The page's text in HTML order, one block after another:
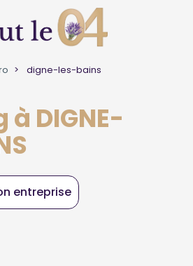
digne-les-bains
DIGNE-
entreprise